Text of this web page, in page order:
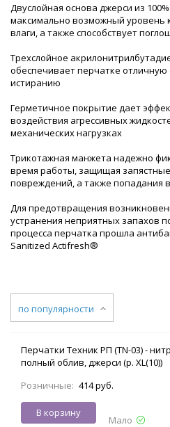
Двуслойная основа джерси из
максимально возможный уровень
влаги, а также способствует
Трехслойное
обеспечивает перчатке отличную
истиранию
Герметичное покрытие дает
воздействия агрессивных
механических нагрузках
Трикотажная манжета надежно
время работы, защищая
повреждений, а также попадания
Для предотвращения
устранения неприятных запахов
процесса перчатка прошла
Sanitized Actifresh®
по популярности
Перчатки Техник РП (TN-03) -
полный облив, джерси (р. XL(10))
Розничные: 414 руб.
В корзину
Мало